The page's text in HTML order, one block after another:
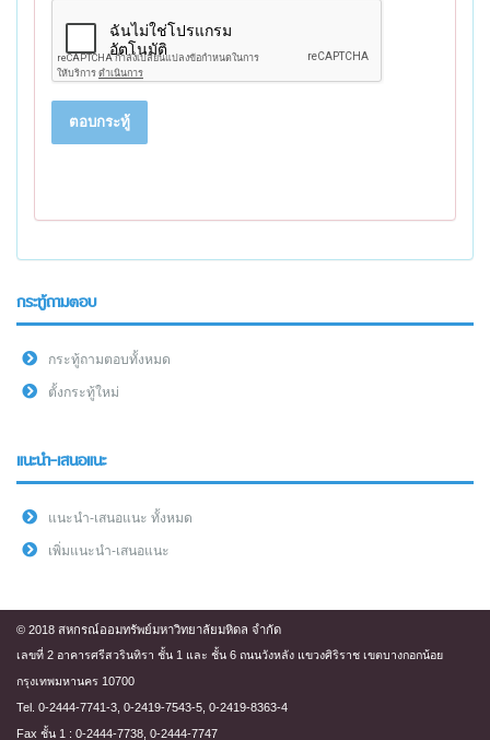
ตอบกระทู้
กระทู้ถามตอบ
กระทู้ถามตอบทั้งหมด
ตั้งกระทู้ใหม่
แนะนำ-เสนอแนะ
แนะนำ-เสนอแนะ ทั้งหมด
เพิ่มแนะนำ-เสนอแนะ
© 2018 สหกรณ์ออมทรัพย์มหาวิทยาลัยมหิดล จำกัด
เลขที่ 2 อาคารศรีสวรินทิรา ชั้น 1 และ ชั้น 6 ถนนวังหลัง แขวงศิริราช เขตบางกอกน้อย
กรุงเทพมหานคร 10700
Tel. 0-2444-7741-3, 0-2419-7543-5, 0-2419-8363-4
Fax ชั้น 1 : 0-2444-7738, 0-2444-7747